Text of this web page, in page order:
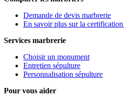
Demande de devis marbrerie
En savoir plus sur la
Services marbrerie
Choisir un monument
Entretien sépulture
Personnalisation sépulture
Pour vous aider